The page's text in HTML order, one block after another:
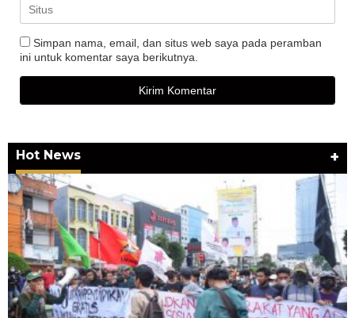
Simpan nama, email, dan situs web saya pada peramban
ini untuk komentar saya berikutnya.
Hot News +